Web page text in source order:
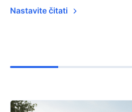
Nastavite čitati